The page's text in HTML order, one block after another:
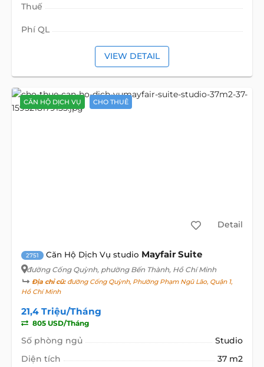
Thuế
Phí QL
VIEW DETAIL
CĂN HỘ DỊCH VỤ CHO THUÊ
Detail
2751 Căn Hộ Dịch Vụ studio Mayfair Suite
đường Cống Quỳnh, phường Bến Thành, Hồ Chí Minh
Địa chỉ cũ:đường Cống Quỳnh, Phường Phạm Ngũ Lão, Quận 1,
Hồ Chí Minh
21,4 Triệu/Tháng
805 USD/Tháng
Số phòng ngủ
Studio
Diện tích
37 m2